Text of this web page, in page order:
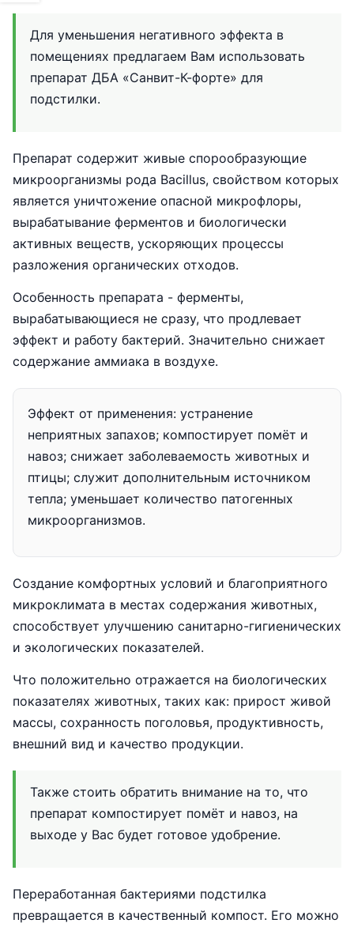
Для уменьшения негативного эффекта в
помещениях предлагаем Вам использовать
препарат ДБА «Санвит-К-форте» для
подстилки.
Препарат содержит живые спорообразующие
микроорганизмы рода Bacillus, свойством которых
является уничтожение опасной микрофлоры,
вырабатывание ферментов и биологически
активных веществ, ускоряющих процессы
разложения органических отходов.
Особенность препарата - ферменты,
вырабатывающиеся не сразу, что продлевает
эффект и работу бактерий. Значительно снижает
содержание аммиака в воздухе.
Эффект от применения: устранение
неприятных запахов; компостирует помёт и
навоз; снижает заболеваемость животных и
птицы; служит дополнительным источником
тепла; уменьшает количество патогенных
микроорганизмов.
Создание комфортных условий и благоприятного
микроклимата в местах содержания животных,
способствует улучшению санитарно-гигиенических
и экологических показателей.
Что положительно отражается на биологических
показателях животных, таких как: прирост живой
массы, сохранность поголовья, продуктивность,
внешний вид и качество продукции.
Также стоить обратить внимание на то, что
препарат компостирует помёт и навоз, на
выходе у Вас будет готовое удобрение.
Переработанная бактериями подстилка
превращается в качественный компост. Его можно